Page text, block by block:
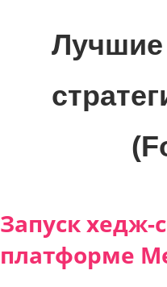
Лучшие
для
трейдеров
на
Запуск хедж-
платформе